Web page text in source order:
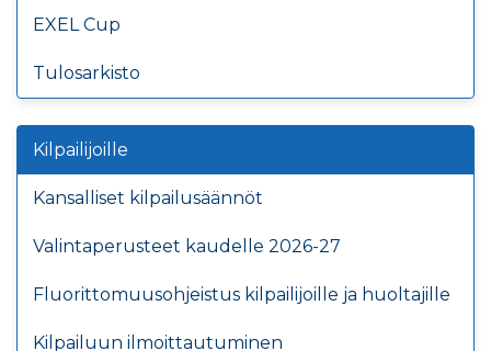
EXEL Cup
Tulosarkisto
Kilpailijoille
Kansalliset kilpailusäännöt
Valintaperusteet kaudelle 2026-27
Fluorittomuusohjeistus kilpailijoille ja huoltajille
Kilpailuun ilmoittautuminen